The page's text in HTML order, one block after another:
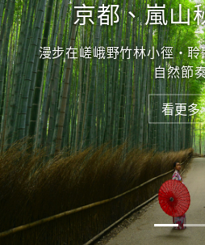
證件簽證
關於我們
客製服務
會員登入
京都、嵐山
漫步在嵯峨野竹林小徑・
自然節
看更多
看更多